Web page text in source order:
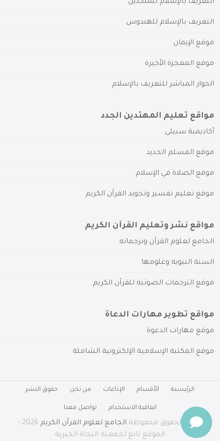
التعريف بالإسلام للملحدين
التعريف بالإسلام للهندوس
موقع الإيمان
موقع المعجزة الأخيرة
الحوار المباشر للتعريف بالإسلام
مواقع تعليم المهتدين الجدد
أكاديمية سبيلي
موقع المسلم الجديد
موقع الصلاة في الإسلام
موقع تعليم تفسير وتجويد القرآن الكريم
مواقع نشر وتعليم القرآن الكريم
الجامع لعلوم القرآن وترجماته
السنة النبوية وعلومها
موقع الترجمات الصوتية للقرآن الكريم
مواقع تطوير مهارات الدعاة
موقع مهارات الدعوة
موقع المكتبة الإسلامية الإلكترونية الشاملة
الرئيسية الأقسام الإذاعات من نحن حقوق النشر
اتفاقية الاستخدام تواصل معنا
جميع الحقوق محفوظة الجامع لعلوم القرآن الكريم
2026 -
الموقع تابع لجمعية النجاة الخيرية